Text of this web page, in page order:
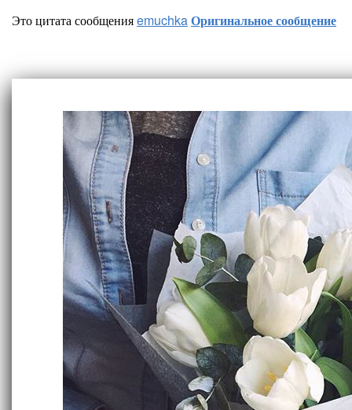
Это цитата сообщенияemuchkaОригинальное сообщение